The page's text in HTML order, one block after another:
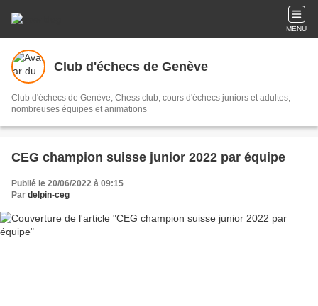
MENU
Club d'échecs de Genève
Club d'échecs de Genève, Chess club, cours d'échecs juniors et adultes,
nombreuses équipes et animations
CEG champion suisse junior 2022 par équipe
Publié le 20/06/2022 à 09:15
Par delpin-ceg